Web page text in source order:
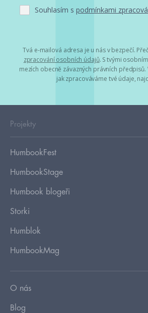
Souhlasím s podmínkami
Tvá e-mailová adresa je u nás v bezpečí.
zpracování osobních údajů. S tvými
mezích obecně závazných právních
jak zpracováváme tvé údaje,
Projekty
HumbookFest
HumbookStage
Humbook blogeři
Storki
Humblok
HumbookMag
O nás
Blog